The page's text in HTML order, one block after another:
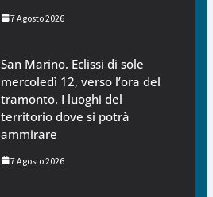
7 Agosto 2026
San Marino. Eclissi di sole
mercoledì 12, verso l’ora del
tramonto. I luoghi del
territorio dove si potrà
ammirare
7 Agosto 2026